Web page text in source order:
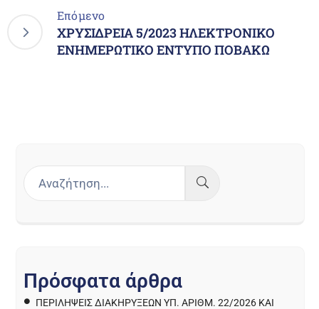
Επόμενο
ΧΡΥΣΙΔΡΕΙΑ 5/2023 ΗΛΕΚΤΡΟΝΙΚΟ
ΕΝΗΜΕΡΩΤΙΚΟ ΕΝΤΥΠΟ ΠΟΒΑΚΩ
Πρόσφατα άρθρα
ΠΕΡΙΛΉΨΕΙΣ ΔΙΑΚΗΡΎΞΕΩΝ ΥΠ. ΑΡΙΘΜ. 22/2026 ΚΑΙ